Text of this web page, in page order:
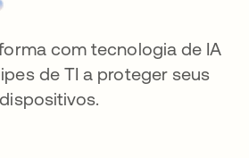
com tecnologia de IA
de TI a proteger seus